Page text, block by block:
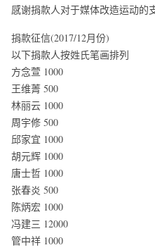
感谢捐款人对于媒体改造运动的
捐款征信(2017/12月份)
以下捐款人按姓氏笔画排列
方念萱 1000
王维菁 500
林丽云 1000
周宇修 500
邱家宜 1000
胡元辉 1000
唐士哲 1000
张春炎 500
陈炳宏 1000
冯建三 12000
管中祥 1000